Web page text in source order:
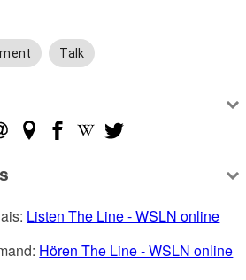
Talk
Listen The Line - WSLN online
Hören The Line - WSLN online